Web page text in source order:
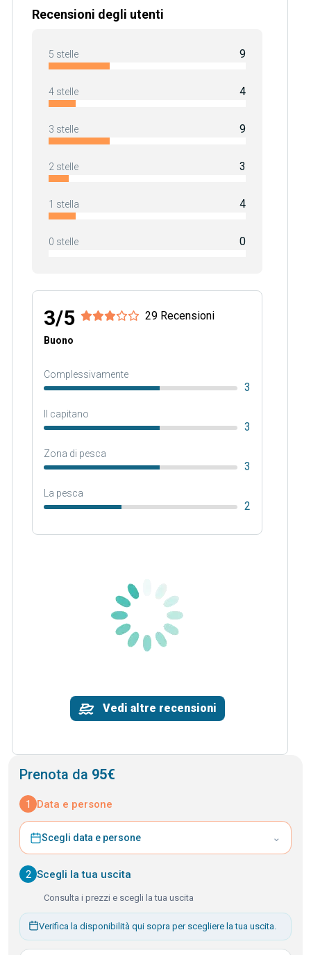
Recensioni degli utenti
5 stelle 9
4 stelle 4
3 stelle 9
2 stelle 3
1 stella 4
0 stelle 0
3/5 29 Recensioni
Buono
Complessivamente
3
Il capitano
3
Zona di pesca
3
La pesca
2
Vedi altre recensioni
Prenota da 95€
1 Data e persone
Scegli data e persone ⌄
2 Scegli la tua uscita
Consulta i prezzi e scegli la tua uscita
Verifica la disponibilità qui sopra per scegliere la tua uscita.